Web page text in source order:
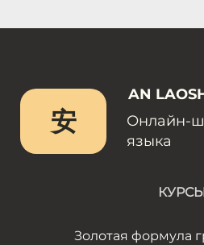
安
AN
Онлайн-
языка
КУРСЫ
Золотая формула